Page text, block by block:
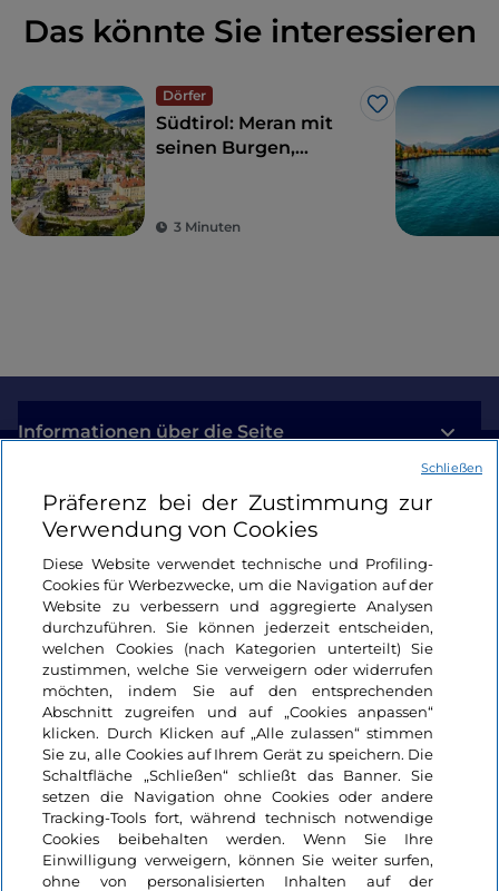
https://www.bruneck.com/mercatino
Das könnte Sie interessieren
Dörfer
Like
Südtirol: Meran mit
seinen Burgen,
3 Minuten
Informationen über die Seite
Nützliche Links
Login
Bleiben wir in Kontakt
Präferenz bei der Zustimmung zur
Verwendung von Cookies
Diese Website verwendet technische und Profiling-
Cookies für Werbezwecke, um die Navigation auf der
Website zu verbessern und aggregierte Analysen
durchzuführen. Sie können jederzeit entscheiden,
welchen Cookies (nach Kategorien unterteilt) Sie
zustimmen, welche Sie verweigern oder widerrufen
möchten, indem Sie auf den entsprechenden
Abschnitt zugreifen und auf „Cookies anpassen“
klicken. Durch Klicken auf „Alle zulassen“ stimmen
Sie zu, alle Cookies auf Ihrem Gerät zu speichern. Die
Schaltfläche „Schließen“ schließt das Banner. Sie
setzen die Navigation ohne Cookies oder andere
Tracking-Tools fort, während technisch notwendige
Cookies beibehalten werden. Wenn Sie Ihre
Einwilligung verweigern, können Sie weiter surfen,
ohne von personalisierten Inhalten auf der
Schließen